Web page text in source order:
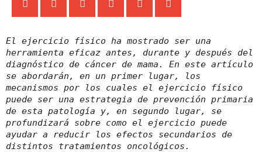
El ejercicio físico ha mostrado ser una
herramienta eficaz antes, durante y después del
diagnóstico de cáncer de mama. En este artículo
se abordarán, en un primer lugar, los
mecanismos por los cuales el ejercicio físico
puede ser una estrategia de prevención primaria
de esta patología y, en segundo lugar, se
profundizará sobre como el ejercicio puede
ayudar a reducir los efectos secundarios de
distintos tratamientos oncológicos.